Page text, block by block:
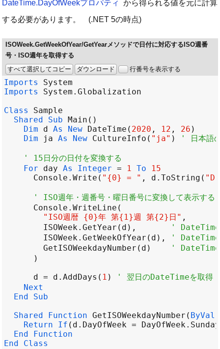
DateTime.DayOfWeekプロパティ
から得られる値を元に計算
する必要があります。 (.NET 5の時点)
ISOWeek.GetWeekOfYear/GetYearメソッドで日付に対応するISO週番
号・ISO週年を取得する
すべて選択してコピー
ダウンロード 行番号を表示する
Imports
System
Imports
System . Globalization
Class
Sample
Shared
Sub Main
Dim
d As New DateTime ( 2020 , 12 , 26
Dim
ja As New CultureInfo ( "ja" ) ' 日本語
' 15日分の日付を変換する
For
day As Integer = 1 To
15
Console . Write ( "{0} = " , d . ToString ( "D"
' ISO週年・週番号・曜日番号に変換して表示する
Console . WriteLine
"ISO週暦 {0}年 第{1}週 第{2}日"
ISOWeek. GetYear ( d ),
' DateTime
ISOWeek. GetWeekOfYear ( d ),
' DateTime
GetISOWeekdayNumber ( d )
' DateTime
d
= d . AddDays ( 1 )
' 翌日のDateTimeを取得
Next
End
Sub
Shared
Function GetISOWeekdayNumber ( ByVal
Return
If ( d . DayOfWeek = DayOfWeek. Sunday
End
Function
End
Class